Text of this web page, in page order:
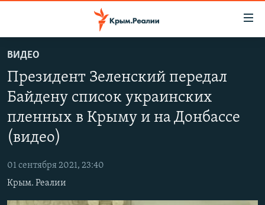
основному
содержанию
Вернутся
главной
Вернутся
НОВОСТИ
СПЕЦПРОЕКТЫ
ГРУЗ 200
КАРТА ВОЕННЫХ ОБЪЕКТОВ КРЫМА
11 ЛЕТ ОККУПАЦИИ КРЫМА. 11 ИСТОРИЙ СОПРОТИВЛЕНИЯ
ВОДА
ИСТОРИЯ
ЕЩЕ
ИНТЕРАКТИВ
РАДІО СВОБОДА
КАК ОБОЙТИ БЛОКИРОВКУ
ВИДЕО
Президент Зеленский передал
Байдену список украинских
пленных в Крыму и на Донбассе
(видео)
01 сентября 2021, 23:40
Крым. Реалии